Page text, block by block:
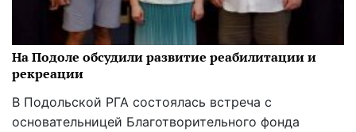
На Подоле обсудили развитие реабилитации и
рекреации
В Подольской РГА состоялась встреча с
основательницей Благотворительного фонда